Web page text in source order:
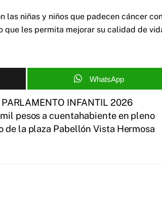
las niñas y niños que padecen cáncer
les permita mejorar su calidad de
WhatsApp
PARLAMENTO INFANTIL 2026
pesos a cuentahabiente en pleno
de la plaza Pabellón Vista Hermosa